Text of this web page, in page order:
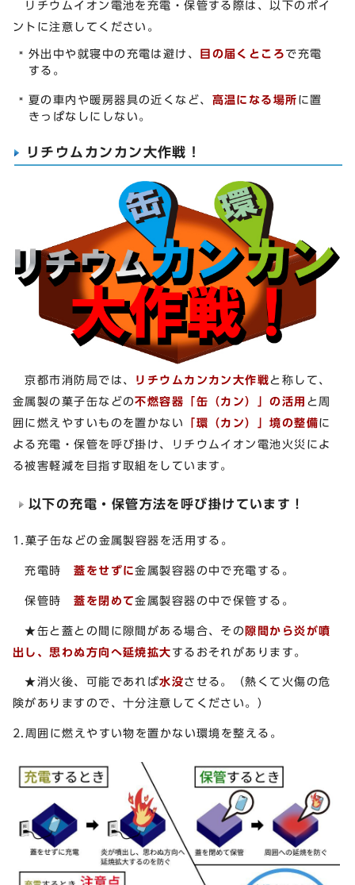
リチウムイオン電池を充電・保管する際は、以下のポイ
ントに注意してください。
外出中や就寝中の充電は避け、 目の届くところ で充電
する。
夏の車内や暖房器具の近くなど、 高温になる場所 に置
きっぱなしにしない。
リチウムカンカン大作戦！
京都市消防局では、 リチウムカンカン大作戦と称して、
金属製の菓子缶などの不燃容器「缶（カン）」の活用 と周
囲に燃えやすいものを置かない
「環（カン）」境の整備に
よる充電・保管を呼び掛け、リチウムイオン電池火災によ
る被害軽減を目指す取組をしています。
以下の充電・保管方法を呼び掛けています！
1.菓子缶などの金属製容器を活用する。
充電時蓋をせずに金属製容器の中で充電する。
保管時蓋を閉めて金属製容器の中で保管する。
★缶と蓋との間に隙間がある場合、その隙間から炎が噴
出し、思わぬ方向へ延焼拡大 するおそれがあります。
★消火後、可能であれば水没させる。（熱くて火傷の危
険がありますので、十分注意してください。）
2.周囲に燃えやすい物を置かない環境を整える。